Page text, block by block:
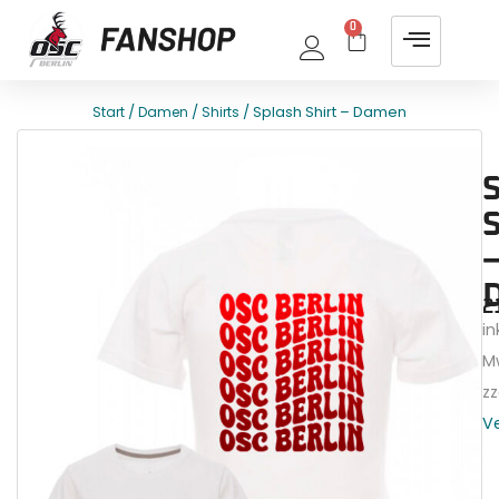
0
Start /Damen /Shirts / Splash Shirt – Damen
–